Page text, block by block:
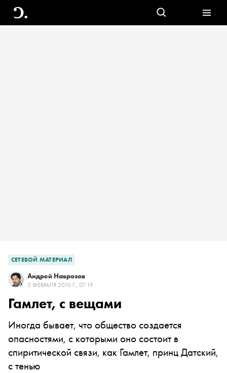
СЕТЕВОЙ МАТЕРИАЛ
Андрей Наврозов
5 ФЕВРАЛЯ 2010 Г., 07:19
Гамлет, с вещами
Иногда бывает, что общество создается
опасностями, с которыми оно состоит в
спиритической связи, как Гамлет, принц Датский,
с тенью